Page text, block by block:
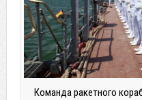
Команда ракетного